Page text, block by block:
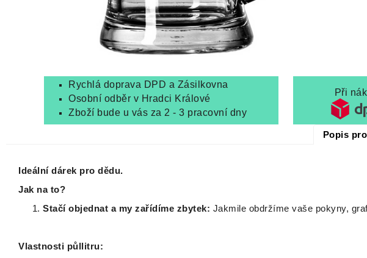
Rychlá doprava DPD a Zásilkovna
Osobní odběr v Hradci Králové
Zboží bude u vás za 2 - 3 pracovní dny
Při
Popis
Ideální dárek pro dědu.
Jak na to?
Stačí objednat a my zařídíme zbytek: Jakmile obdržíme vaše pokyny,
Vlastnosti půllitru: